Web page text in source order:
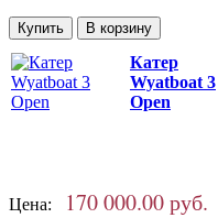
Катер
Wyatboat 3
Open
Цена: 170 000.00 руб.